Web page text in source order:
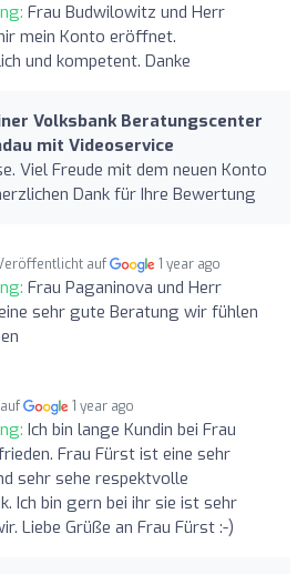
Frau Budwilowitz und Herr
mein Konto eröffnet.
und kompetent. Danke
Volksbank Beratungscenter
mit Videoservice
Viel Freude mit dem neuen Konto
Dank für Ihre Bewertung
auf 1 year ago
Frau Paganinova und Herr
sehr gute Beratung wir fühlen
1 year ago
Ich bin lange Kundin bei Frau
Frau Fürst ist eine sehr
sehr sehe respektvolle
Ich bin gern bei ihr sie ist sehr
Liebe Grüße an Frau Fürst :-)